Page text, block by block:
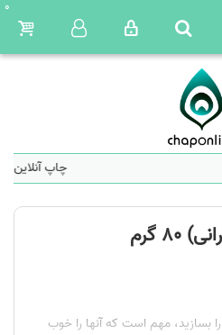
0
چاپ آنلاین:
گرم
بسازید، مهم است که آنها را خوب